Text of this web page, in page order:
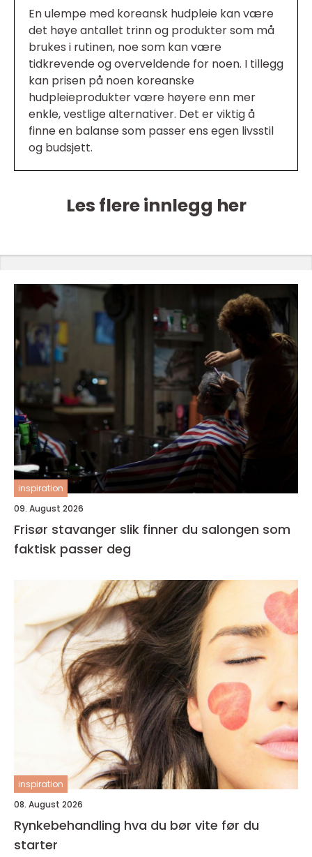
En ulempe med koreansk hudpleie kan være
det høye antallet trinn og produkter som må
brukes i rutinen, noe som kan være
tidkrevende og overveldende for noen. I tillegg
kan prisen på noen koreanske
hudpleieprodukter være høyere enn mer
enkle, vestlige alternativer. Det er viktig å
finne en balanse som passer ens egen livsstil
og budsjett.
Les flere innlegg her
inspiration
09. August 2026
Frisør stavanger slik finner du salongen som
faktisk passer deg
inspiration
08. August 2026
Rynkebehandling hva du bør vite før du
starter